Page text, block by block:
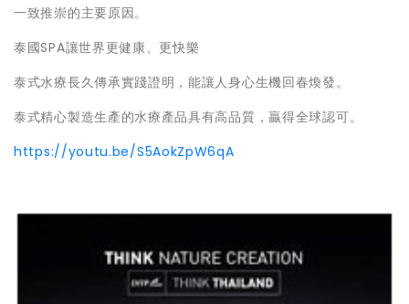
一致推崇的主要原因。
泰國SPA讓世界更健康、更快樂
泰式水療長久傳承實踐證明，能讓人身心生機回春煥發。
泰式精心製造生產的水療產品具有高品質，贏得全球認可。
https://youtu.be/S5AokZpW6qA